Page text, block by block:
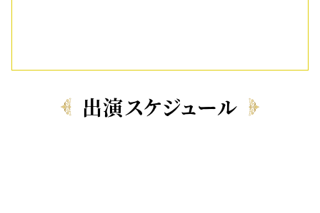
出演スケジュール